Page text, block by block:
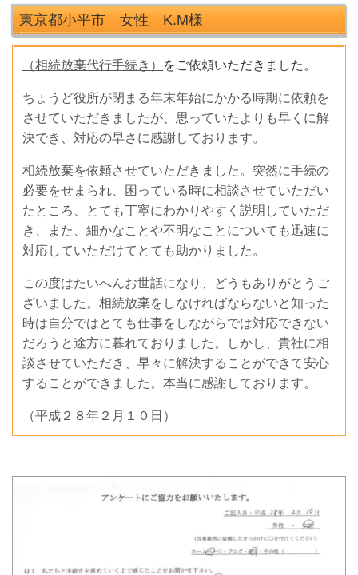
東京都小平市 女性 K.M様
（相続放棄代行手続き） をご依頼いただきました。
ちょうど役所が閉まる年末年始にかかる時期に依頼を
させていただきましたが、思っていたよりも早くに解
決でき、対応の早さに感謝しております。
相続放棄を依頼させていただきました。突然に手続の
必要をせまられ、困っている時に相談させていただい
たところ、とても丁寧にわかりやすく説明していただ
き、また、細かなことや不明なことについても迅速に
対応していただけてとても助かりました。
この度はたいへんお世話になり、どうもありがとうご
ざいました。相続放棄をしなければならないと知った
時は自分ではとても仕事をしながらでは対応できない
だろうと途方に暮れておりました。しかし、貴社に相
談させていただき、早々に解決することができて安心
することができました。本当に感謝しております。
（平成２８年２月１０日）